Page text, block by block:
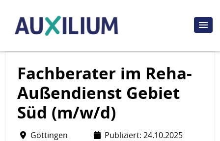
Fachberater im Reha-
Außendienst Gebiet
Süd (m/w/d)
Göttingen Publiziert: 24.10.2025